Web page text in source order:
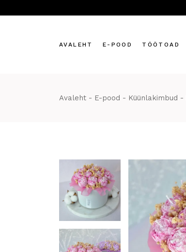
the
AVALEHT E-POOD
Sinu kehale
Töötoad
TÖÖTOAD
Avaleht E-pood Küünlakimbud